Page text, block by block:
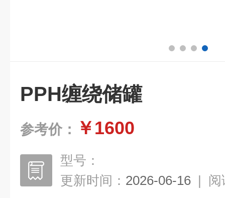
PPH缠绕储罐
参考价： ￥1600
型号：
更新时间： 2026-06-16 | 阅